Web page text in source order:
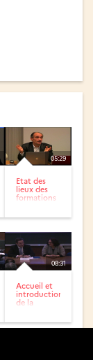
05:29
Etat des
lieux des
formations
08:31
Accueil et
introduction
de la